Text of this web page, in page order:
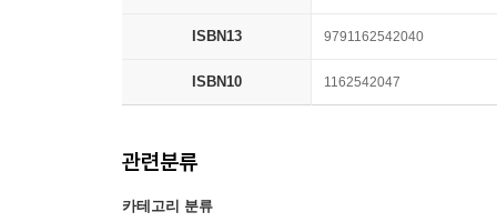
ISBN13 9791162542040
ISBN10 1162542047
관련분류
카테고리 분류